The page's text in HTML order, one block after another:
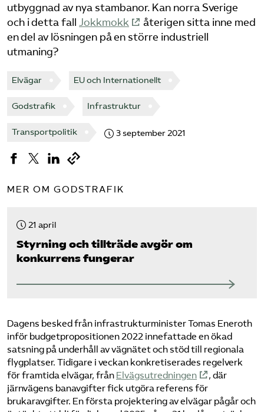
utbyggnad av nya stambanor. Kan norra Sverige
och i detta fall Jokkmokk
återigen sitta inne med
en del av lösningen på en större industriell
utmaning?
Elvägar EU och Internationellt
Godstrafik Infrastruktur
Transportpolitik 3 september 2021
MER OM GODSTRAFIK
21 april
Styrning och tillträde avgör om
konkurrens fungerar
Dagens besked från infrastrukturminister Tomas Eneroth
inför budgetpropositionen 2022 innefattade en ökad
satsning på underhåll av vägnätet och stöd till regionala
flygplatser. Tidigare i veckan konkretiserades regelverk
för framtida elvägar, från Elvägsutredningen
, där
järnvägens banavgifter fick utgöra referens för
brukaravgifter. En första projektering av elvägar pågår och